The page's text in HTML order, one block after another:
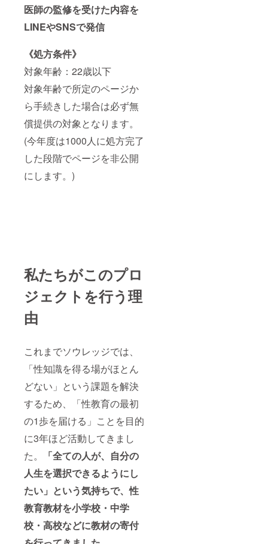
医師の監修を受けた内容を
LINEやSNSで発信
《処方条件》
対象年齢：22歳以下
対象年齢で所定のページか
ら手続きした場合は必ず無
償提供の対象となります。
(今年度は1000人に処方完了
した段階でページを非公開
にします。)
私たちがこのプロ
ジェクトを行う理
由
これまでソウレッジでは、
「性知識を得る場がほとん
どない」という課題を解決
するため、「性教育の最初
の1歩を届ける」ことを目的
に3年ほど活動してきまし
た。
「全ての人が、自分の
人生を選択できるようにし
たい」という気持ちで、性
教育教材を小学校・中学
校・高校などに教材の寄付